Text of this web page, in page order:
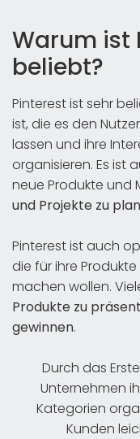
Warum ist
beliebt?
Pinterest ist sehr
ist, die es den
lassen und ihre
organisieren. Es ist
neue Produkte und
und Projekte zu
Pinterest ist auch
die für ihre
machen wollen.
Produkte zu
gewinnen.
Durch das
Unternehmen
Kategorien
Kunden